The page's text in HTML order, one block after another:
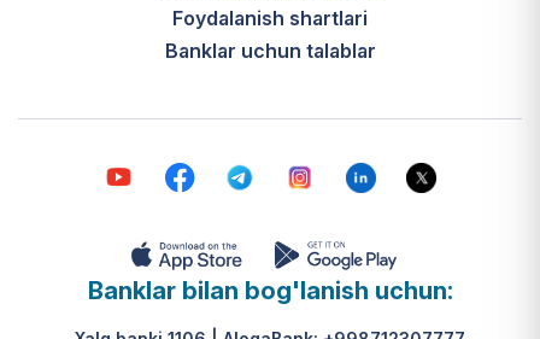
Foydalanish shartlari
Banklar uchun talablar
Banklar bilan bog'lanish uchun: